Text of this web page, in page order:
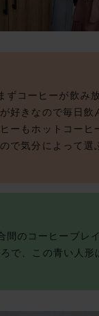
ずコーヒーが飲み
好きなので毎日飲
ーもホットコーヒ
で気分によって選
間のコーヒーブレ
で、この青い人形